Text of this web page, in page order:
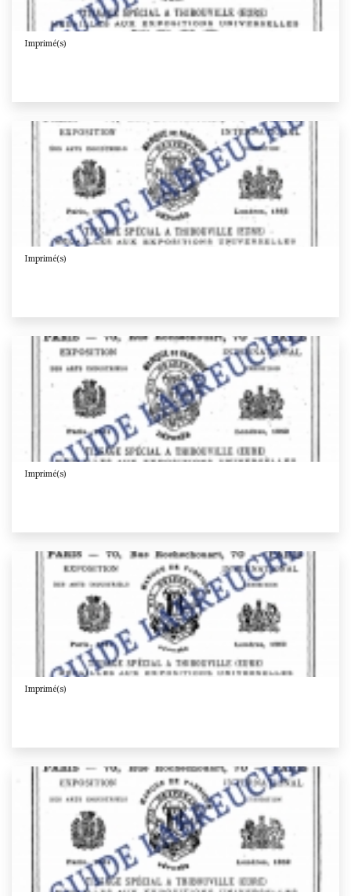
Imprimé(s)
Imprimé(s)
Imprimé(s)
Imprimé(s)